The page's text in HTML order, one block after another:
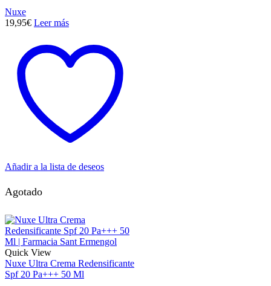
Nuxe
19,95€ Leer más
Añadir a la lista de deseos
Agotado
Quick View
Nuxe Ultra Crema Redensificante
Spf 20 Pa+++ 50 Ml